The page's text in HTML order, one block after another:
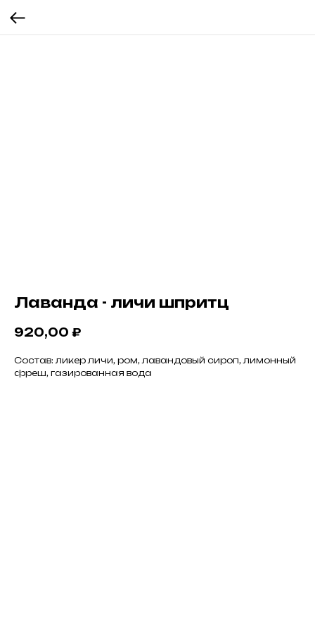
Лаванда - личи шпритц
920,00 ₽
Состав: ликер личи, ром, лавандовый сироп, лимонный
фреш, газированная вода